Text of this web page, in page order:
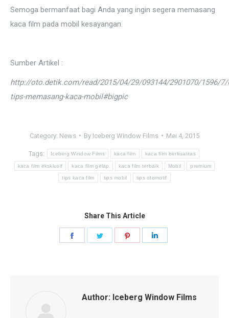
Semoga bermanfaat bagi Anda yang ingin segera memasang
kaca film pada mobil kesayangan.
Sumber Artikel :
http://oto.detik.com/read/2015/04/29/093144/2901070/1596/7/
tips-memasang-kaca-mobil#bigpic
Category: News By Iceberg Window Films Mei 4, 2015
Tags: Iceberg Window Films kaca film kaca film berkualitas
kaca film eksklusif kaca film gelap kaca film terbaik Mobil premium
tips kaca film tips mobil tips otomotif
Share This Article
Share
Author: Iceberg Window Films